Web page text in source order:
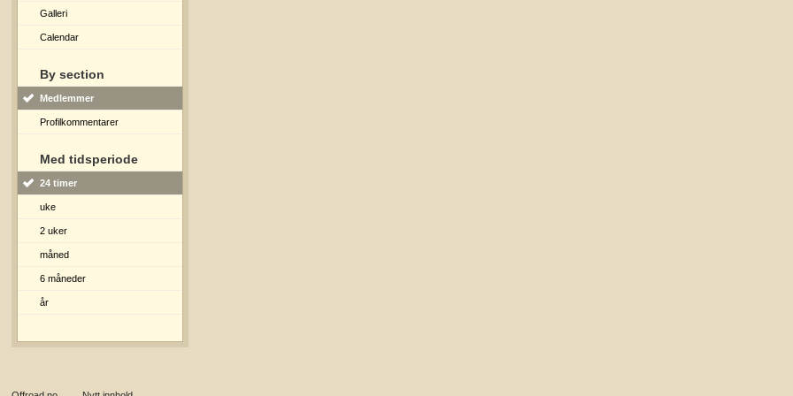
Galleri
Calendar
By section
Medlemmer
Profilkommentarer
Med tidsperiode
24 timer
uke
2 uker
måned
6 måneder
år